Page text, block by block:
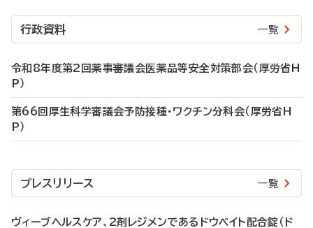
行政資料 一覧
令和8年度第2回薬事審議会医薬品等安全対策部会（厚労省H
P）
第66回厚生科学審議会予防接種・ワクチン分科会（厚労省H
P）
プレスリリース 一覧
ヴィーブヘルスケア、2剤レジメンであるドウベイト配合錠（ド